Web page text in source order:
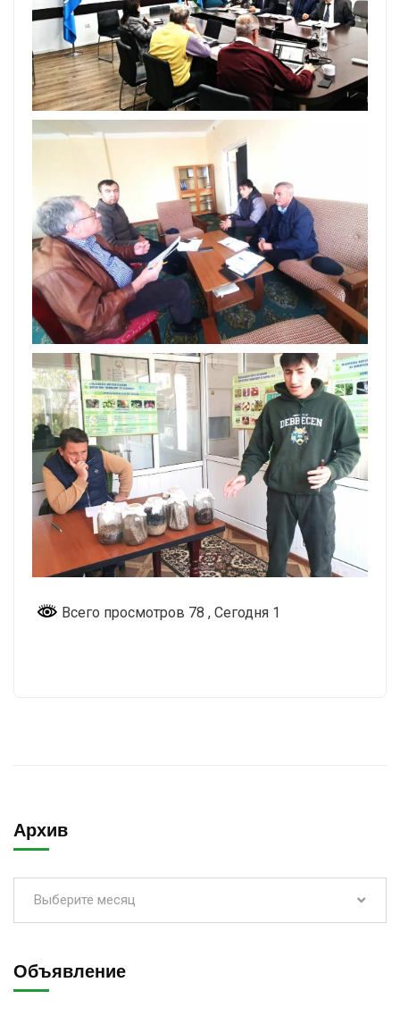
Всего просмотров 78 , Сегодня 1
Архив
Выберите месяц
Объявление